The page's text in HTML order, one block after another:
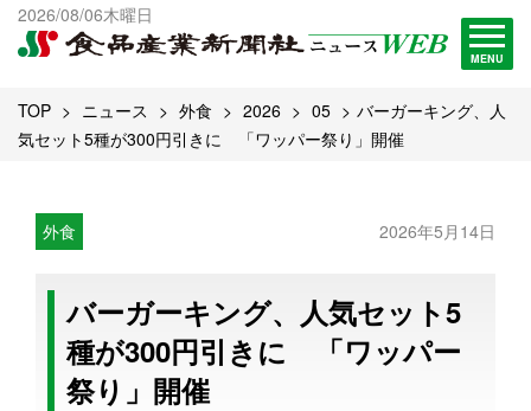
2026/08/06木曜日
MENU
出版物一覧へ
試読・購読申し込み
TOP ニュース 外食 2026 05
バーガーキング、人
気セット5種が300円引きに 「ワッパー祭り」開催
外食 2026年5月14日
バーガーキング、人気セット5
種が300円引きに 「ワッパー
祭り」開催